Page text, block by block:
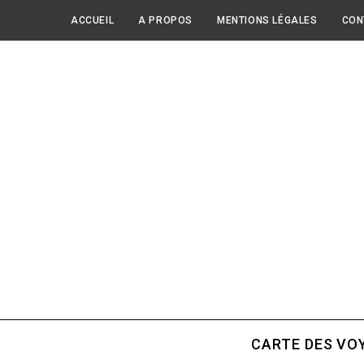
ACCUEIL A PROPOS MENTIONS LÉGALES
CARTE DES